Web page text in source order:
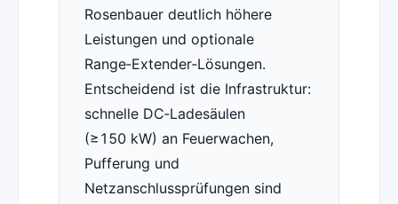
Rosenbauer deutlich höhere
Leistungen und optionale
Range‑Extender‑Lösungen.
Entscheidend ist die Infrastruktur:
schnelle DC‑Ladesäulen
(≥150 kW) an Feuerwachen,
Pufferung und
Netzanschlussprüfungen sind